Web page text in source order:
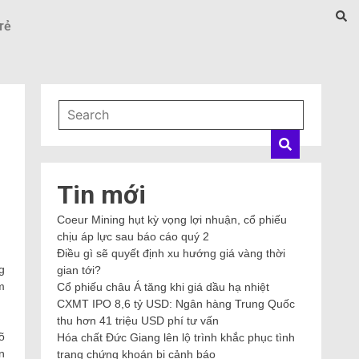
Tin mới
Coeur Mining hụt kỳ vọng lợi nhuận, cổ phiếu
chịu áp lực sau báo cáo quý 2
Điều gì sẽ quyết định xu hướng giá vàng thời
gian tới?
Cổ phiếu châu Á tăng khi giá dầu hạ nhiệt
CXMT IPO 8,6 tỷ USD: Ngân hàng Trung Quốc
thu hơn 41 triệu USD phí tư vấn
Hóa chất Đức Giang lên lộ trình khắc phục tình
trạng chứng khoán bị cảnh báo